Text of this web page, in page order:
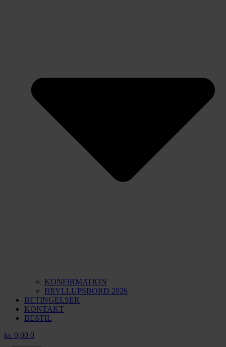
KONFIRMATION
BRYLLUPSBORD 2026
BETINGELSER
KONTAKT
BESTIL
kr. 0,00 0